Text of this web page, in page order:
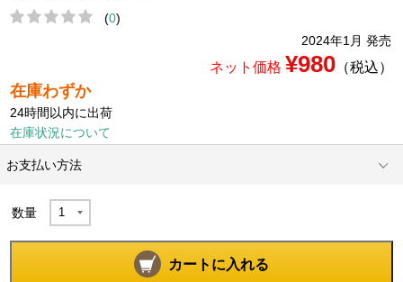
(0)
2024年1月 発売
ネット価格 ¥980（税込）
在庫わずか
24時間以内に出荷
在庫状況について
お支払い方法
数量
カートに入れる